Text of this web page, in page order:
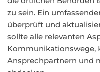
zu sein. Ein
überprüft und
sollte alle relevanten
Kommunikationswege,
Ansprechpartnern und